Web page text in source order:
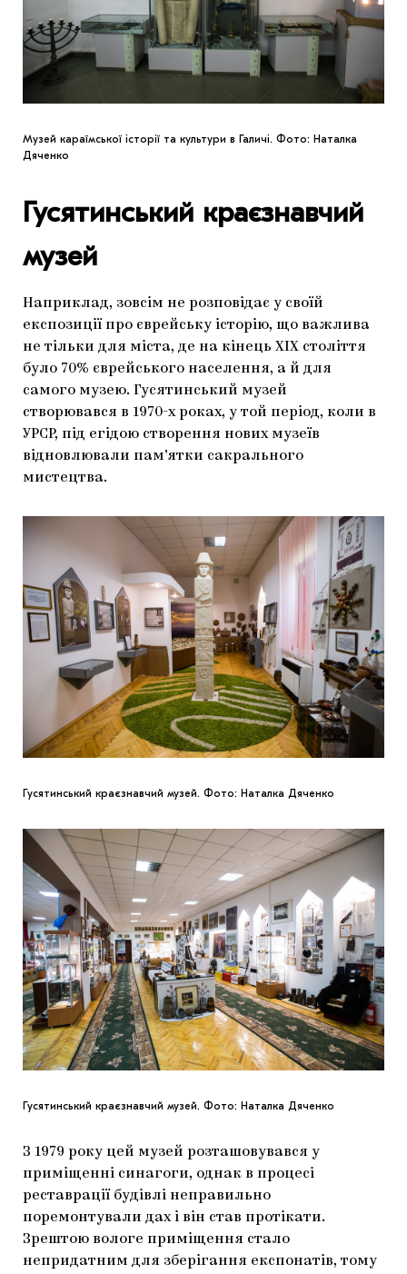
Музей караїмської історії та культури в Галичі. Фото: Наталка
Дяченко
Гусятинський краєзнавчий
музей
Наприклад, зовсім не розповідає у своїй
експозиції про єврейську історію, що важлива
не тільки для міста, де на кінець ХІХ століття
було 70% єврейського населення, а й для
самого музею. Гусятинський музей
створювався в 1970-х роках, у той період, коли в
УРСР, під егідою створення нових музеїв
відновлювали пам’ятки сакрального
мистецтва.
Гусятинський краєзнавчий музей. Фото: Наталка Дяченко
Гусятинський краєзнавчий музей. Фото: Наталка Дяченко
З 1979 року цей музей розташовувався у
приміщенні синагоги, однак в процесі
реставрації будівлі неправильно
поремонтували дах і він став протікати.
Зрештою вологе приміщення стало
непридатним для зберігання експонатів, тому